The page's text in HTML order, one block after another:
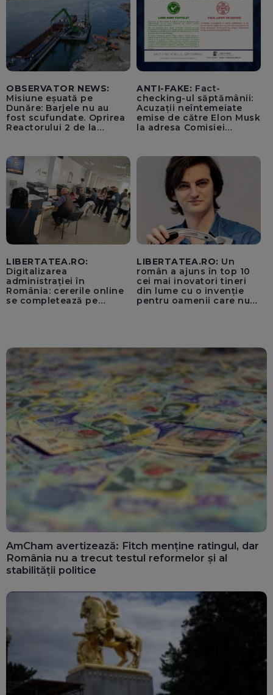
OBSERVATOR NEWS:
Misiune eșuată pe
Dunăre: Barjele nu au
fost scufundate. Oprirea
Reactorului 2 de la
ANTI-FAKE: Fact-
checking-ul săptămânii:
Acuzații neîntemeiate
emise de către Elon Musk
la adresa Comisiei
pentru instaurarea
„cenzurii” pe platforma X
LIBERTATEA.RO:
Digitalizarea
administrației în
România: cererile online
se completează pe
LIBERTATEA.RO: Un
român a ajuns în top 10
cei mai inovatori tineri
din lume cu o invenție
pentru oamenii care nu
AmCham avertizează: Fitch menține ratingul, dar
România nu a trecut testul reformelor și al
stabilității politice